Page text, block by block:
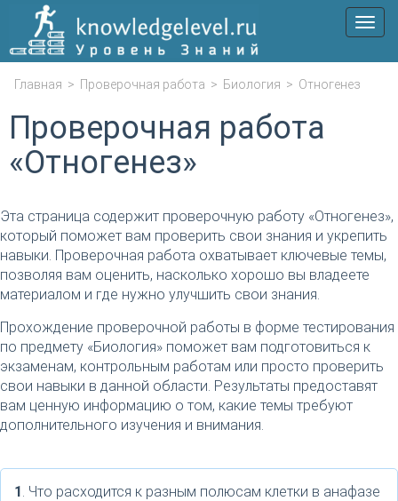
Меню
Главная > Проверочная работа > Биология > Отногенез
Проверочная работа
«Отногенез»
Эта страница содержит проверочную работу «Отногенез»,
который поможет вам проверить свои знания и укрепить
навыки. Проверочная работа охватывает ключевые темы,
позволяя вам оценить, насколько хорошо вы владеете
материалом и где нужно улучшить свои знания.
Прохождение проверочной работы в форме тестирования
по предмету «Биология» поможет вам подготовиться к
экзаменам, контрольным работам или просто проверить
свои навыки в данной области. Результаты предоставят
вам ценную информацию о том, какие темы требуют
дополнительного изучения и внимания.
1. Что расходится к разным полюсам клетки в анафазе